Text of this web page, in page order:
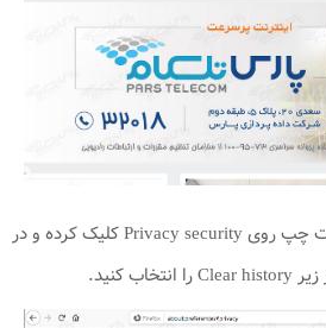
سپس از بین گزینه‌های سمت چپ روی Privacy security کلیک کرده و در